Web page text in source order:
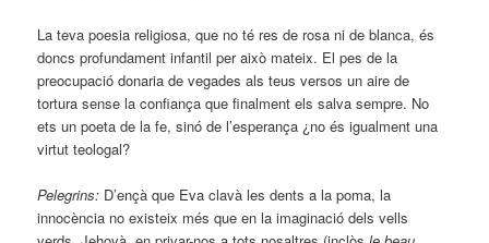
La teva poesia religiosa, que no té res de rosa ni de blanca, és
doncs profundament infantil per això mateix. El pes de la
preocupació donaria de vegades als teus versos un aire de
tortura sense la confiança que finalment els salva sempre. No
ets un poeta de la fe, sinó de l’esperança ¿no és igualment una
virtut teologal?
Pelegrins: D’ençà que Eva clavà les dents a la poma, la
innocència no existeix més que en la imaginació dels vells